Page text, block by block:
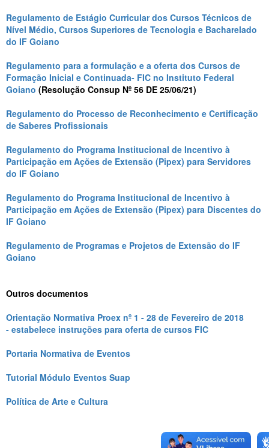
Regulamento de Estágio Curricular dos Cursos Técnicos de
Nível Médio, Cursos Superiores de Tecnologia e Bacharelado
do IF Goiano
Regulamento para a formulação e a oferta dos Cursos de
Formação Inicial e Continuada- FIC no Instituto Federal
Goiano (Resolução Consup Nº 56 DE 25/06/21)
Regulamento do Processo de Reconhecimento e Certificação
de Saberes Profissionais
Regulamento do Programa Institucional de Incentivo à
Participação em Ações de Extensão (Pipex) para Servidores
do IF Goiano
Regulamento do Programa Institucional de Incentivo à
Participação em Ações de Extensão (Pipex) para Discentes do
IF Goiano
Regulamento de Programas e Projetos de Extensão do IF
Goiano
Outros documentos
Orientação Normativa Proex nº 1 - 28 de Fevereiro de 2018
- estabelece instruções para oferta de cursos FIC
Portaria Normativa de Eventos
Tutorial Módulo Eventos Suap
Política de Arte e Cultura